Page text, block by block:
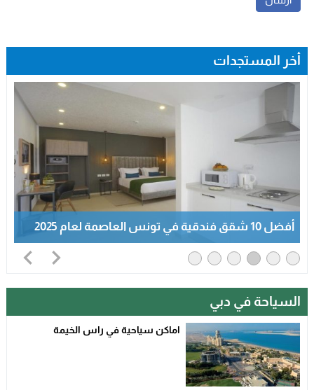
أخر المستجدات
أفضل 10 شقق فندقية في تونس العاصمة لعام 2025
السياحة في دبي
اماكن سياحية في راس الخيمة